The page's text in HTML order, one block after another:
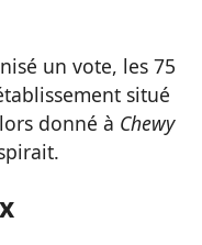
un vote, les 75
situé
donné à Chewy